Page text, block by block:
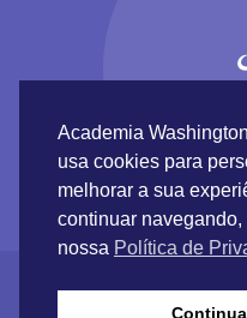
Academia
usa cookies para
melhorar a sua
continuar
nossa Política de